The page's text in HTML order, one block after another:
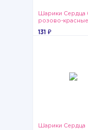
Шарики Сердца
розово-красные
131 ₽
Шарики Сердца